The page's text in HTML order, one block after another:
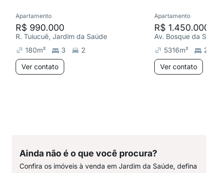
Apartamento
R$ 990.000
R. Tuiucuê, Jardim da Saúde
180m² 3
2
Ver contato
Apartamento
R$ 1.450.000
Av. Bosque da
5316m²
2
Ver contato
Ainda não é o que você procura?
Confira os imóveis à venda em Jardim da Saúde, defina